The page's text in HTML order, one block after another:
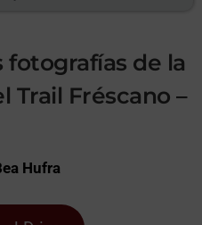
fotografías de la
Trail Fréscano –
Hufra